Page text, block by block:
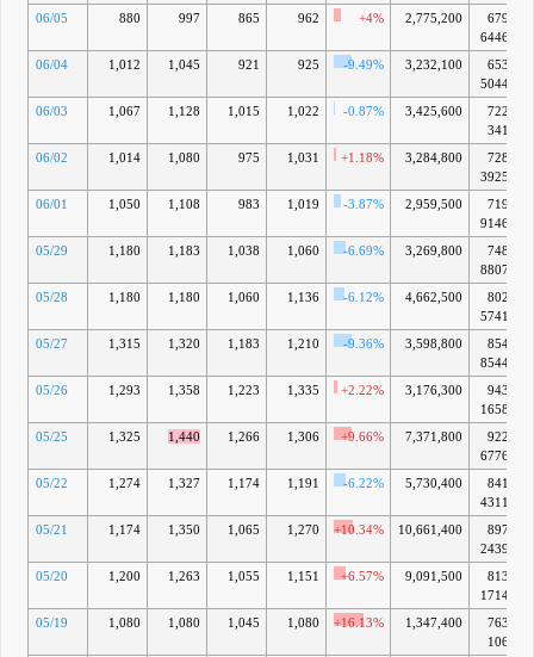
06/05
880 997 865 962 +4% 2,775,200
679億
6446万
06/04
1,012 1,045 921 925 -9.49% 3,232,100
653億
5044万
06/03
1,067 1,128 1,015 1,022 -0.87% 3,425,600
722億
341万
06/02
1,014 1,080 975 1,031 +1.18% 3,284,800
728億
3925万
06/01
1,050 1,108 983 1,019 -3.87% 2,959,500
719億
9146万
05/29
1,180 1,183 1,038 1,060 -6.69% 3,269,800
748億
8807万
05/28
1,180 1,180 1,060 1,136 -6.12% 4,662,500
802億
5741万
05/27
1,315 1,320 1,183 1,210 -9.36% 3,598,800
854億
8544万
05/26
1,293 1,358 1,223 1,335 +2.22% 3,176,300
943億
1658万
05/25
1,325 1,440 1,266 1,306 +9.66% 7,371,800
922億
6776万
05/22
1,274 1,327 1,174 1,191 -6.22% 5,730,400
841億
4311万
05/21
1,174 1,350 1,065 1,270 +10.34% 10,661,400
897億
2439万
05/20
1,200 1,263 1,055 1,151 +6.57% 9,091,500
813億
1714万
05/19
1,080 1,080 1,045 1,080 +16.13% 1,347,400
763億
106万